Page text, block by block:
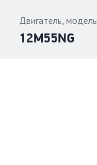
Двигатель, модель
12М55NG